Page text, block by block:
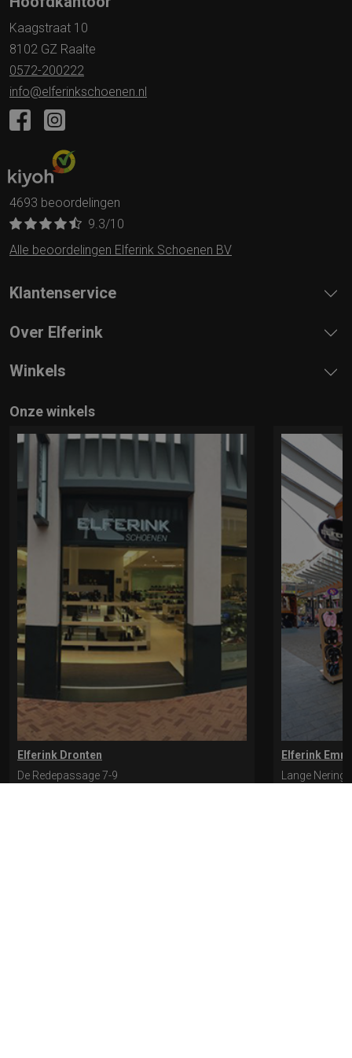
Kaagstraat 10
8102 GZ Raalte
0572-200222
info@elferinkschoenen.nl
4693 beoordelingen
9.3/10
Alle beoordelingen Elferink Schoenen BV
Klantenservice
Over Elferink
Winkels
Onze winkels
Elferink Dronten
De Redepassage 7-9
Elferink
Lange Nering